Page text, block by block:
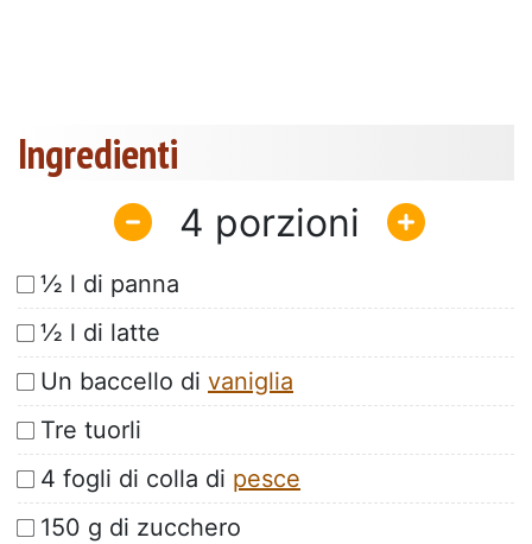
Ingredienti
4
½ l di panna
½ l di latte
Un baccello di vaniglia
Tre tuorli
4 fogli di colla di pesce
150 g di zucchero